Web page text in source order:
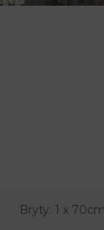
Bryty: 1 x 70cm